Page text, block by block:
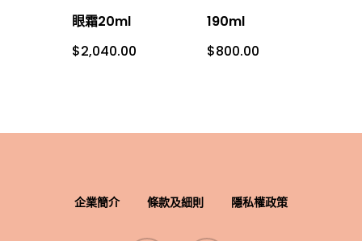
眼霜20ml
$2,040.00
190ml
$800.00
企業簡介 條款及細則 隱私權政策